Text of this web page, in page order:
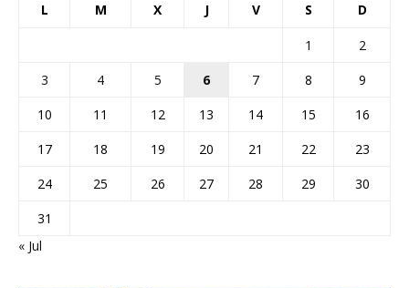
L M X J V S D
1
2
3
4 5 6 7 8
9
10
11 12 13 14 15
16
17
18 19 20 21 22
23
24
25 26 27 28 29
30
31
« Jul